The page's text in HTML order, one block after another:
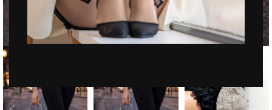
Click to enlarge